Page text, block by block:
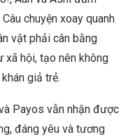
chuyện xoay quanh
vật phải cân bằng
hội, tạo nên không
giả trẻ.
Payos vẫn nhận được
đáng yêu và tương